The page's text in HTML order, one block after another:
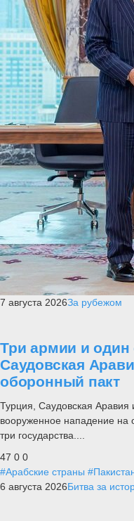
7 августа 2026За рубежом
Три армии и один
Саудовская
оборонный пакт
Турция, Саудовская Аравия
вооруженное нападение на
три государства....
47 0 0
#Арабские страны
6 августа 2026Битва за